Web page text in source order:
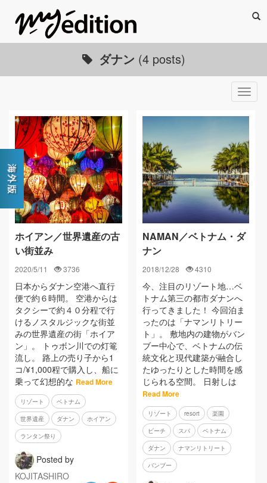
ダナン (4 posts)
ホイアン／世界遺産の古
い街並み
2020/5/11 3736
日本からダナン空港へ直行
便で約６時間。 空港からは
タクシーで約４０分程で行
けるノスタルジックな街並
みの世界遺産の街「ホイア
ン」。 トゥボン川での灯篭
流し。 路上の売り子から1
コ/¥1,000程で購入し、船に
乗って幻想的な Read More
リゾート ベトナム
世界遺産 ダナン ホイアン
ランタン祭り
Posted by
KOJITASHIRO
NAMAN／ベトナム・ダ
ナン
2018/12/28 4310
今、注目のリゾート地…ベ
トナム第三の都市ダナンへ
行ってきました！ 今回泊ま
ったのは「ナマンリトリー
ト」。 敷地内の建物がバン
ブー中心で、ベトナムの伝
統文化と現代建築が融合し
たゆったりとした時間を感
じられる空間。 日射しは
Read More
リゾート resort 楽園
ビーチ スパ ベトナム
ダナン ナマンリトリート
バンブー